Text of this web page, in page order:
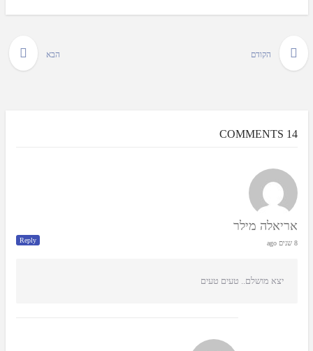
הקודם הבא
14 COMMENTS
אריאלה מילר
8 שנים ago Reply
יצא מושלם.. טעים טעים